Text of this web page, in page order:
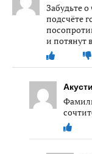
Забудьте
подсчёте
и потянут